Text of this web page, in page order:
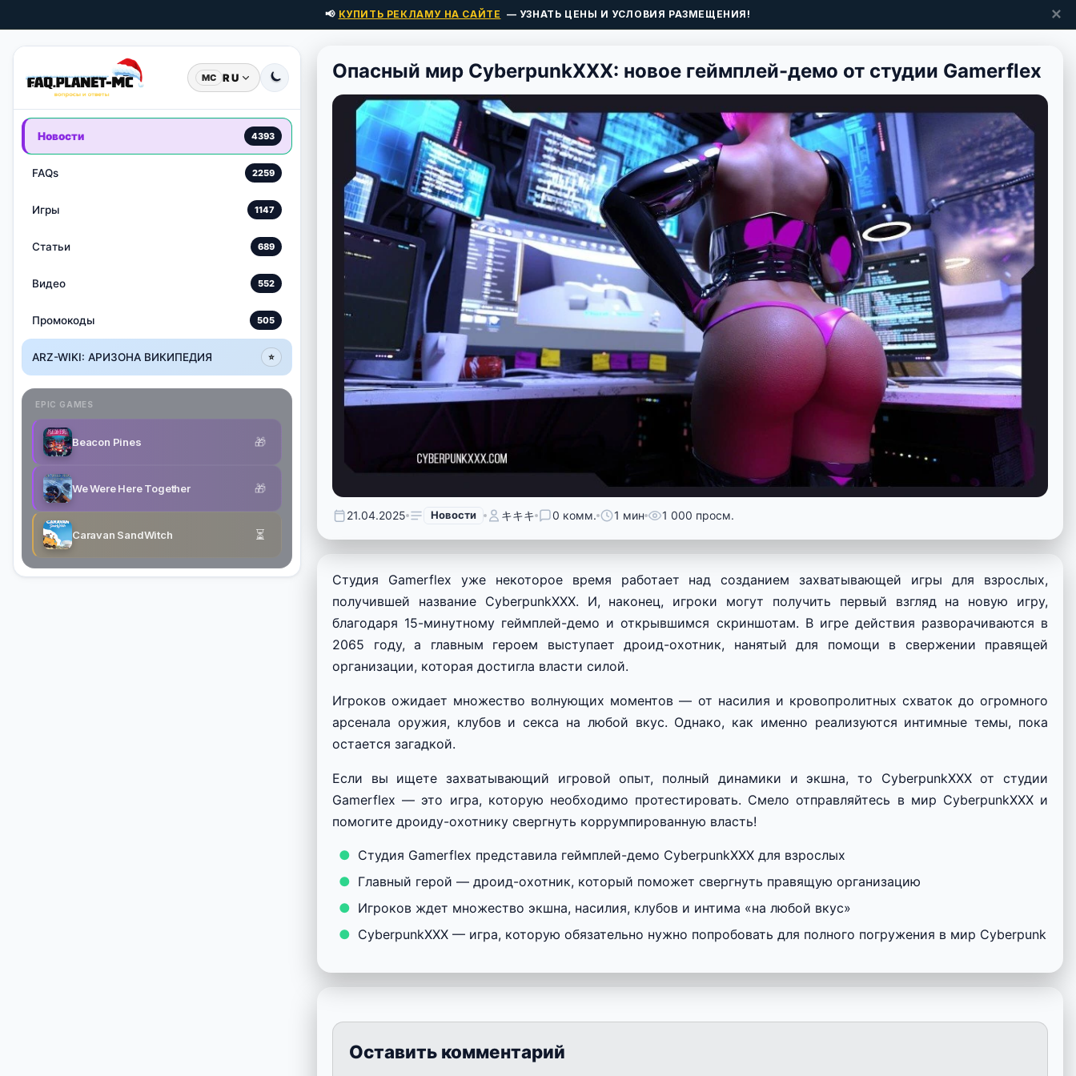
📢 КУПИТЬ РЕКЛАМУ НА САЙТЕ — УЗНАТЬ ЦЕНЫ И УСЛОВИЯ РАЗМЕЩЕНИЯ! ✕
MC RU
Новости 4393
FAQs 2259
Игры 1147
Статьи 689
Видео 552
Промокоды 505
ARZ-WIKI: АРИЗОНА ВИКИПЕДИЯ ⭐
EPIC GAMES
Beacon Pines 🎁
We Were Here Together 🎁
Caravan SandWitch ⏳
Опасный мир CyberpunkXXX: новое геймплей-демо от студии Gamerflex
21.04.2025 Новости キキキ 0 комм. 1 мин 1 000 просм.
Студия Gamerflex уже некоторое время работает над созданием захватывающей игры для взрослых,
получившей название CyberpunkXXX. И, наконец, игроки могут получить первый взгляд на новую игру,
благодаря 15-минутному геймплей-демо и открывшимся скриншотам. В игре действия разворачиваются в
2065 году, а главным героем выступает дроид-охотник, нанятый для помощи в свержении правящей
организации, которая достигла власти силой.
Игроков ожидает множество волнующих моментов — от насилия и кровопролитных схваток до огромного
арсенала оружия, клубов и секса на любой вкус. Однако, как именно реализуются интимные темы, пока
остается загадкой.
Если вы ищете захватывающий игровой опыт, полный динамики и экшна, то CyberpunkXXX от студии
Gamerflex — это игра, которую необходимо протестировать. Смело отправляйтесь в мир CyberpunkXXX и
помогите дроиду-охотнику свергнуть коррумпированную власть!
Студия Gamerflex представила геймплей-демо CyberpunkXXX для взрослых
Главный герой — дроид-охотник, который поможет свергнуть правящую организацию
Игроков ждет множество экшна, насилия, клубов и интима «на любой вкус»
CyberpunkXXX — игра, которую обязательно нужно попробовать для полного погружения в мир Cyberpunk
Оставить комментарий